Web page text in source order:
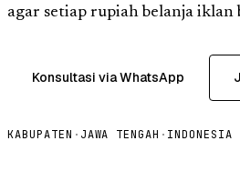
agar setiap rupiah belanja iklan
Konsultasi via WhatsApp
KABUPATEN · JAWA TENGAH · INDONESIA